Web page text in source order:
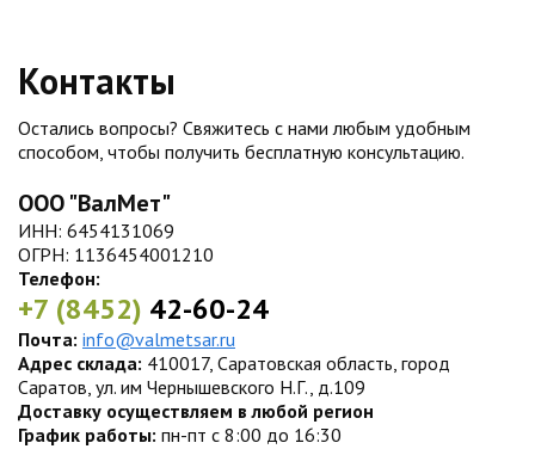
Контакты
Остались вопросы? Свяжитесь с нами любым удобным
способом, чтобы получить бесплатную консультацию.
ООО "ВалМет"
ИНН: 6454131069
ОГРН: 1136454001210
Телефон:
+7 (8452) 42-60-24
Почта: info@valmetsar.ru
Адрес склада: 410017, Саратовская область, город
Саратов, ул. им Чернышевского Н.Г., д.109
Доставку осуществляем в любой регион
График работы: пн-пт с 8:00 до 16:30